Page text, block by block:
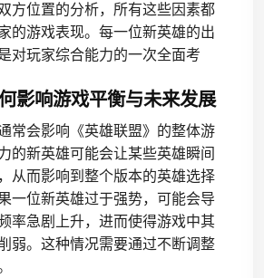
方位置的分析，所有这些因素都
的游戏表现。每一位新英雄的出
对玩家综合能力的一次全面考
影响游戏平衡与未来发展
常会影响《英雄联盟》的整体游
的新英雄可能会让某些英雄瞬间
从而影响到整个版本的英雄选择
一位新英雄过于强势，可能会导
率急剧上升，进而使得游戏中其
弱。这种情况需要通过不断调整